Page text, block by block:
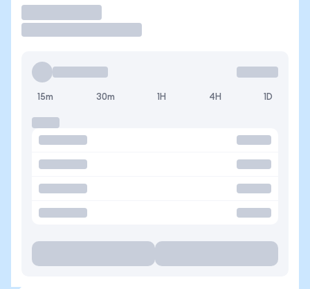
15m 30m 1H 4H 1D